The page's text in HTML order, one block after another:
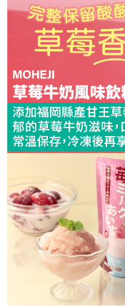
ATM／網路銀行／等多元方
※ 請注意：結帳手續完成
購買商品的店家。未經商
後付繳納相關費用。
※ 交易是否成功請以「
是否繳費成功／繳費後需取
客戶支援中心」https://
【注意事項】
１．透過由恩沛科技股份有
易，需依本服務之必要範圍
權轉讓予恩沛科技股份有限
２．關於個人資料處理事宜
https://aftee.tw/terms/
３．未成年的使用者請事
「AFTEE先享後付」，若
任。
４．使用「AFTEE先享後
時審查核予不同之上限額
請求用戶進行身份認證。
５．嚴禁一人註冊多個帳
恩沛科技股份有限公司將